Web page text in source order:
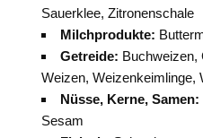
Sauerklee, Zitronenschale
Milchprodukte:
Getreide: Buchweizen,
Weizen, Weizenkeimlinge,
Nüsse, Kerne, Samen:
Sesam